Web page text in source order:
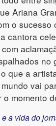
Ariana
o sucesso
cantora
no
que a
vai
momento
a vida do